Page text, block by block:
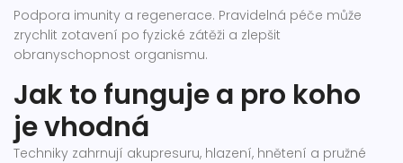
Podpora imunity a regenerace. Pravidelná péče může
zrychlit zotavení po fyzické zátěži a zlepšit
obranyschopnost organismu.
Jak to funguje a pro koho
je vhodná
Techniky zahrnují akupresuru, hlazení, hnětení a pružné